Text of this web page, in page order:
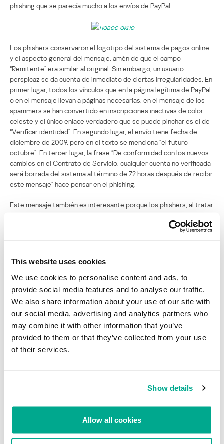
This website uses cookies
We use cookies to personalise content and ads, to
provide social media features and to analyse our traffic.
We also share information about your use of our site with
our social media, advertising and analytics partners who
may combine it with other information that you’ve
provided to them or that they’ve collected from your use
of their services.
Show details
Allow all cookies
phishing que se parecía mucho a los envíos de PayPal:
Los phishers conservaron el logotipo del sistema de pagos online
y el aspecto general del mensaje, amén de que el campo
“Remitente” era similar al original. Sin embargo, un usuario
perspicaz se da cuenta de inmediato de ciertas irregularidades. En
primer lugar, todos los vínculos que en la página legítima de PayPal
o en el mensaje llevan a páginas necesarias, en el mensaje de los
spammers se han convertido en inscripciones inactivas de color
celeste y el único enlace verdadero que se puede pinchar es el de
“Verificar identidad”. En segundo lugar, el envío tiene fecha de
diciembre de 2009, pero en el texto se menciona “el futuro
octubre”. En tercer lugar, la frase “De conformidad con los nuevos
cambios en el Contrato de Servicio, cualquier cuenta no verificada
será borrada del sistema al término de 72 horas después de recibir
este mensaje” hace pensar en el phishing.
Este mensaje también es interesante porque los phishers, al tratar
cometieron un error más. No pusieron la letra “h” al principio de la
al sitio phishing. De esta manera, hasta el usuario más distraído no
Otro interesante envío phishing estaba dirigido a los clientes del
banco Alliance & Leicester. Los usuarios recibían un mensaje con el
siguiente contenido:
Por supuesto, el vínculo del mensaje llevaba a un sitio phishing que
presta atención al campo “Destinatario”, se dará cuenta de que
Además, en septiembre los phishers se interesaron por las